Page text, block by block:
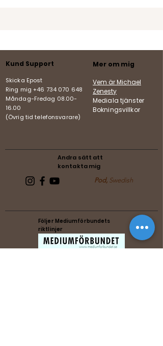
Kund Support
Skicka Epost
Ring mig +46 734 070 648
Måndag-Fredag 08.00-
16.00
(Övrig tid telefonsvarare)
Mer om mig
Vem är Michael
Zenesty
Mediala tjänster
Bokningsvillkor
Andra sätt att
kontakta mig
Pod, Swedish
Följer Mediumförbundets
riktlinjer